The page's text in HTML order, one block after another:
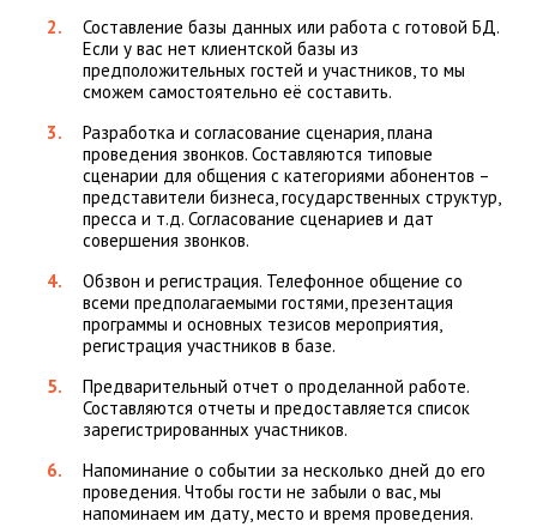
Составление базы данных или работа с готовой БД.
Если у вас нет клиентской базы из
предположительных гостей и участников, то мы
сможем самостоятельно её составить.
Разработка и согласование сценария, плана
проведения звонков. Составляются типовые
сценарии для общения с категориями абонентов –
представители бизнеса, государственных структур,
пресса и т.д. Согласование сценариев и дат
совершения звонков.
Обзвон и регистрация. Телефонное общение со
всеми предполагаемыми гостями, презентация
программы и основных тезисов мероприятия,
регистрация участников в базе.
Предварительный отчет о проделанной работе.
Составляются отчеты и предоставляется список
зарегистрированных участников.
Напоминание о событии за несколько дней до его
проведения. Чтобы гости не забыли о вас, мы
напоминаем им дату, место и время проведения.